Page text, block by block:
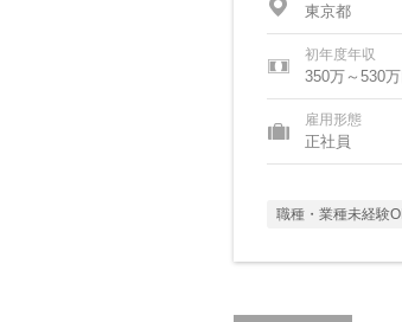
東京都
初年度年収
350万～530万
雇用形態
正社員
職種・業種未経験